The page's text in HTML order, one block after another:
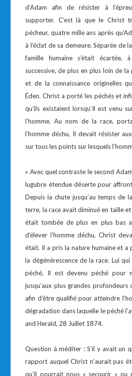
d’Adam afin de résister à
supporter. C’est là que le Christ
pécheur, quatre mille ans après
à l’éclat de sa demeure. Séparée de
famille humaine s’était écartée,
successive, de plus en plus loin de la
et de la connaissance originelles
Éden. Christ a porté les péchés et
qu’ils existaient lorsqu’Il est venu
l’homme. Au nom de la race,
l’homme déchu, Il devait résister
sur tous les points sur lesquels
» Avec quel contraste le second
lugubre étendue déserte pour
Depuis la chute jusqu’au temps de
terre, la race avait diminué en taille
était tombée de plus en plus bas
d’élever l’homme déchu, Christ
était. Il a pris la nature humaine et a
la dégénérescence de la race. Lui
péché, Il est devenu péché pour
jusqu’aux plus grandes profondeurs
afin d’être qualifié pour atteindre
dégradation dans laquelle le péché
and Herald, 28 Juillet 1874.
Question à méditer : S’il y avait un
rapport auquel Christ n’aurait pas
qu’il pourrait nous « secourir » ou